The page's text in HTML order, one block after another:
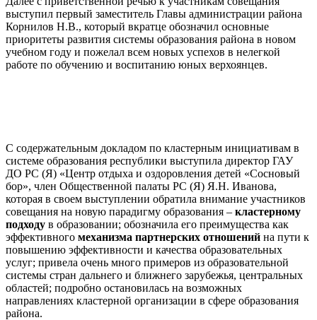
выступил первый заместитель Главы администрации района
Корнилов Н.В., который вкратце обозначил основные
приоритеты развития системы образования района в новом
учебном году и пожелал всем новых успехов в нелегкой
работе по обучению и воспитанию юных верхоянцев.
С содержательным докладом по кластерным инициативам в
системе образования республики выступила директор ГАУ
ДО РС (Я) «Центр отдыха и оздоровления детей «Сосновый
бор», член Общественной палаты РС (Я) Я.Н. Иванова,
которая в своем выступлении обратила внимание участников
совещания на новую парадигму образования – кластерному
подходу в образовании; обозначила его преимущества как
эффективного механизма партнерских отношений на пути к
повышению эффективности и качества образовательных
услуг; привела очень много примеров из образовательной
системы стран дальнего и ближнего зарубежья, центральных
областей; подробно остановилась на возможных
направлениях кластерной организации в сфере образования
района.